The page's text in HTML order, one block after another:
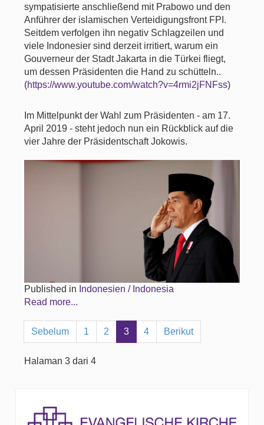
sympatisierte anschließend mit Prabowo und den
Anführer der islamischen Verteidigungsfront FPI.
Seitdem verfolgen ihn negativ Schlagzeilen und
viele Indonesier sind derzeit irritiert, warum ein
Gouverneur der Stadt Jakarta in die Türkei fliegt,
um dessen Präsidenten die Hand zu schütteln..
(https://www.youtube.com/watch?v=4rmi2jFNFss)
Im Mittelpunkt der Wahl zum Präsidenten - am 17.
April 2019 - steht jedoch nun ein Rückblick auf die
vier Jahre der Präsidentschaft Jokowis.
Published in Indonesien / Indonesia
Read more...
Sebelum 1 2 3 4 Berikut
Halaman 3 dari 4